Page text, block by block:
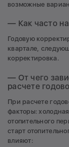
возможные
— Как часто
Годовую
квартале,
корректировка.
— От чего
расчете
При расчете
факторы:
отопительного
старт
влияют: